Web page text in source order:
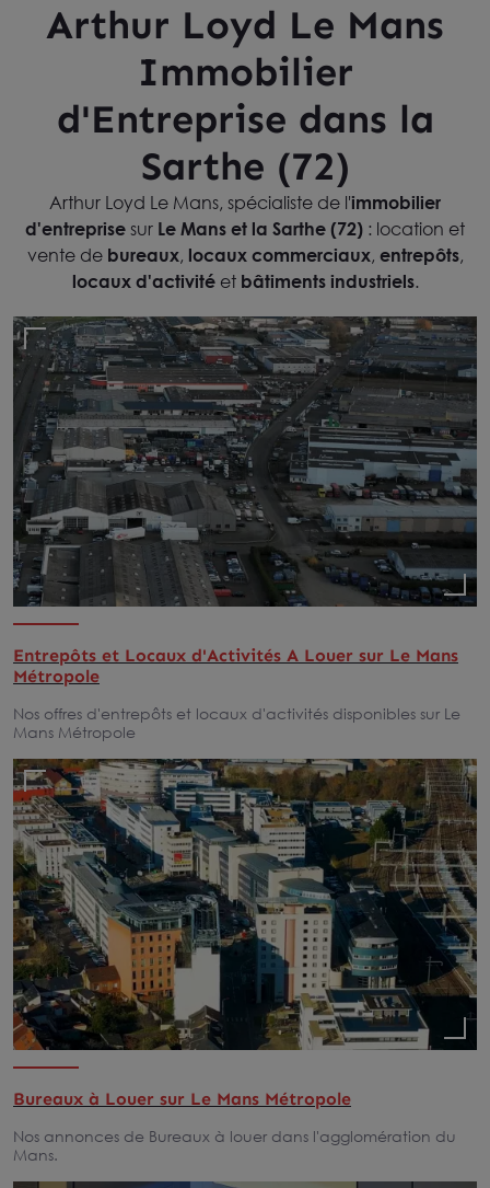
Arthur Loyd Le Mans
Immobilier
d'Entreprise dans la
Sarthe (72)
Arthur Loyd Le Mans, spécialiste de l'immobilier
d'entreprise sur Le Mans et la Sarthe (72) : location et
vente de bureaux, locaux commerciaux, entrepôts,
locaux d'activitéet bâtiments industriels.
Entrepôts et Locaux d'Activités A Louer sur Le Mans
Métropole
Nos offres d'entrepôts et locaux d'activités disponibles sur Le
Mans Métropole
Bureaux à Louer sur Le Mans Métropole
Nos annonces de Bureaux à louer dans l'agglomération du
Mans.